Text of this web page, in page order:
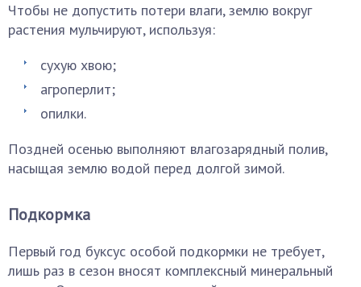
Чтобы не допустить потери влаги, землю вокруг
растения мульчируют, используя:
сухую хвою;
агроперлит;
опилки.
Поздней осенью выполняют влагозарядный полив,
насыщая землю водой перед долгой зимой.
Подкормка
Первый год буксус особой подкормки не требует,
лишь раз в сезон вносят комплексный минеральный